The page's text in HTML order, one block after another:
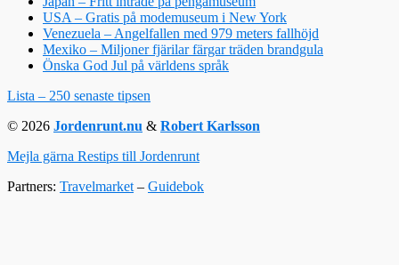
USA – Gratis på modemuseum i New York
Venezuela – Angelfallen med 979 meters fallhöjd
Mexiko – Miljoner fjärilar färgar träden brandgula
Önska God Jul på världens språk
Lista – 250 senaste tipsen
© 2026 Jordenrunt.nu & Robert Karlsson
Mejla gärna Restips till Jordenrunt
Partners: Travelmarket– Guidebok